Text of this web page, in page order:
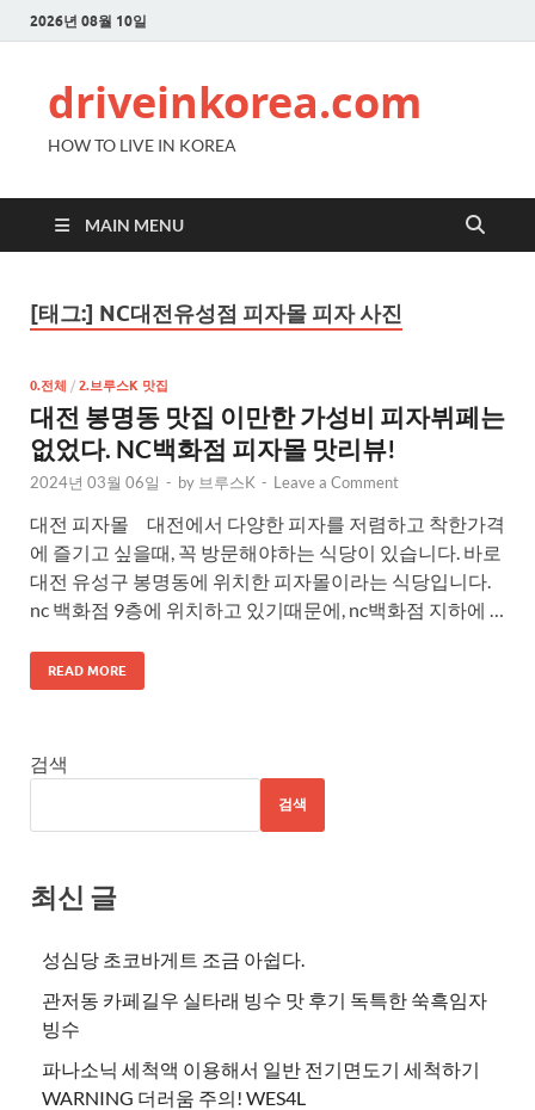
2026년 08월 10일
driveinkorea.com
HOW TO LIVE IN KOREA
MAIN MENU
[태그:] NC대전유성점 피자몰 피자 사진
0.전체 / 2.브루스K 맛집
대전 봉명동 맛집 이만한 가성비 피자뷔페는
없었다. NC백화점 피자몰 맛리뷰!
2024년 03월 06일 - by 브루스K - Leave a Comment
대전 피자몰 대전에서 다양한 피자를 저렴하고 착한가격
에 즐기고 싶을때, 꼭 방문해야하는 식당이 있습니다. 바로
대전 유성구 봉명동에 위치한 피자몰이라는 식당입니다.
nc 백화점 9층에 위치하고 있기때문에, nc백화점 지하에 …
READ MORE
검색
검색
최신 글
성심당 초코바게트 조금 아쉽다.
관저동 카페길우 실타래 빙수 맛 후기 독특한 쑥흑임자
빙수
파나소닉 세척액 이용해서 일반 전기면도기 세척하기
WARNING 더러움 주의! WES4L